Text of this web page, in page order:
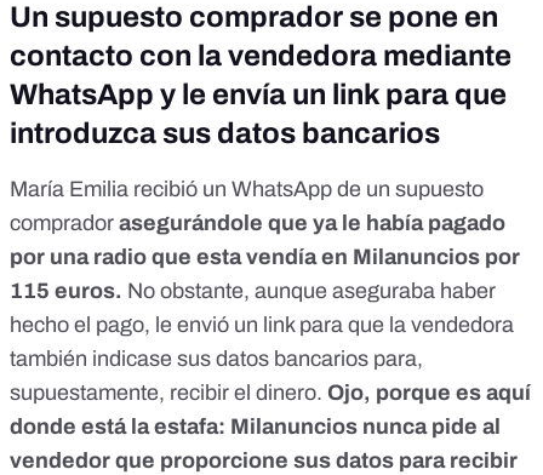
Un supuesto comprador se pone en
contacto con la vendedora mediante
WhatsApp y le envía un link para que
introduzca sus datos bancarios
María Emilia recibió un WhatsApp de un supuesto
comprador asegurándole que ya le había pagado
por una radio que esta vendía en Milanuncios por
115 euros. No obstante, aunque aseguraba haber
hecho el pago, le envió un link para que la vendedora
también indicase sus datos bancarios para,
supuestamente, recibir el dinero. Ojo, porque es aquí
donde está la estafa: Milanuncios nunca pide al
vendedor que proporcione sus datos para recibir